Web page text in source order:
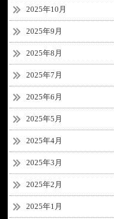
2025年10月
2025年9月
2025年8月
2025年7月
2025年6月
2025年5月
2025年4月
2025年3月
2025年2月
2025年1月